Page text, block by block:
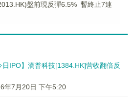
盤前現反彈6.5% 暫終止7連
日IPO】滴普科技[1384.HK]营收翻倍反
年7月20日 下午5:20